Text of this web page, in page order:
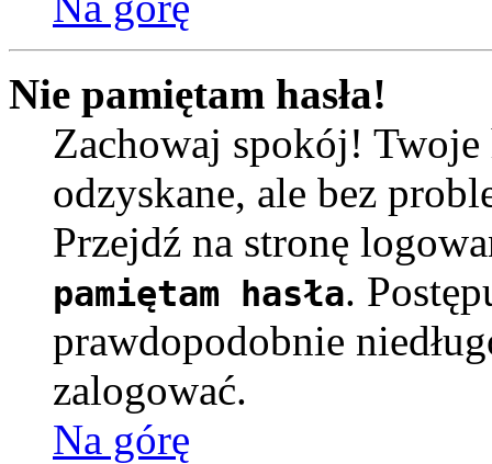
Nie pamiętam hasła!
Zachowaj spokój! Twoje
odzyskane, ale bez
Przejdź na stronę
pamiętam hasła.
prawdopodobnie
zalogować.
Na górę